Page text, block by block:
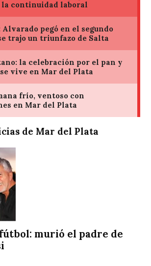
de Mar del Plata
murió el padre de